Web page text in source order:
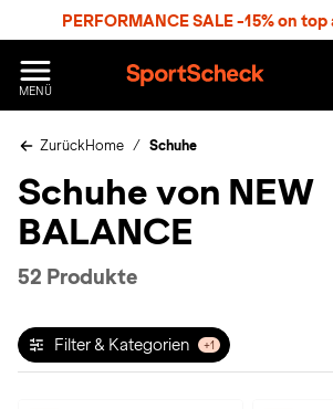
PERFORMANCE SALE -15% on top
MENÜ
p
r
S
h
c
ZurückHome Schuhe
Schuhe von NEW
BALANCE
52 Produkte
Filter & Kategorien +1